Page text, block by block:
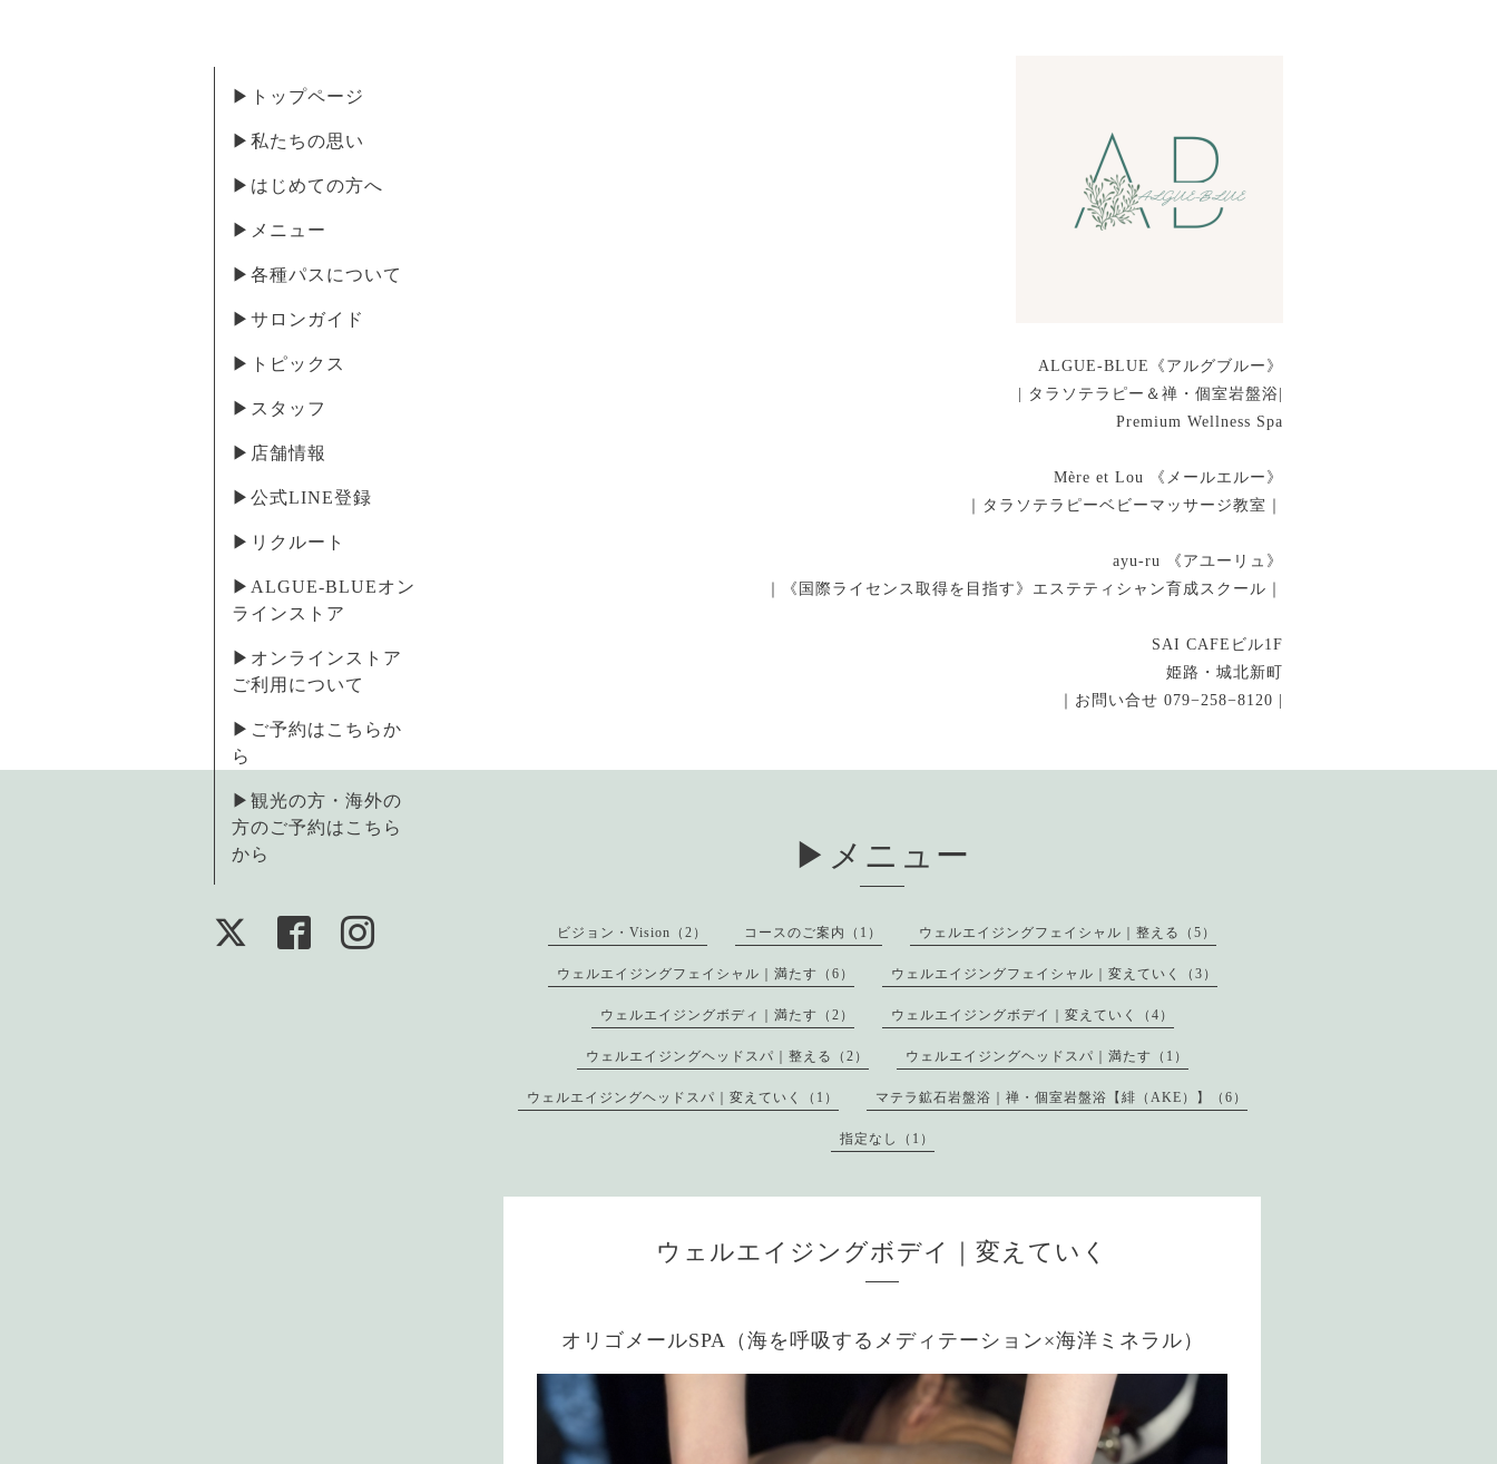
ALGUE-BLUE《アルグブルー》
| タラソテラピー＆禅・個室岩盤浴|
Premium Wellness Spa
Mère et Lou 《メールエルー》
｜タラソテラピーベビーマッサージ教室｜
ayu-ru 《アユーリュ》
｜《国際ライセンス取得を目指す》エステティシャン育成スクール｜
SAI CAFEビル1F
姫路・城北新町
｜お問い合せ 079−258−8120 |
▶︎トップページ
▶︎私たちの思い
▶︎はじめての方へ
▶︎メニュー
▶︎各種パスについて
▶︎サロンガイド
▶︎トピックス
▶︎スタッフ
▶︎店舗情報
▶︎公式LINE登録
▶︎リクルート
▶︎ALGUE-BLUEオン
ラインストア
▶︎オンラインストア
ご利用について
▶︎ご予約はこちらか
ら
▶︎観光の方・海外の
方のご予約はこちら
から
▶︎メニュー
ビジョン・Vision（2） コースのご案内（1） ウェルエイジングフェイシャル｜整える（5）
ウェルエイジングフェイシャル｜満たす（6） ウェルエイジングフェイシャル｜変えていく（3）
ウェルエイジングボディ｜満たす（2） ウェルエイジングボデイ｜変えていく（4）
ウェルエイジングヘッドスパ｜整える（2） ウェルエイジングヘッドスパ｜満たす（1）
ウェルエイジングヘッドスパ｜変えていく（1） マテラ鉱石岩盤浴｜禅・個室岩盤浴【緋（AKE）】（6）
指定なし（1）
ウェルエイジングボデイ｜変えていく
オリゴメールSPA（海を呼吸するメディテーション×海洋ミネラル）